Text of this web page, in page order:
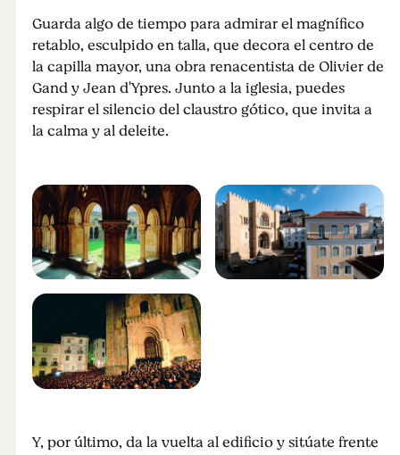
Guarda algo de tiempo para admirar el magnífico
retablo, esculpido en talla, que decora el centro de
la capilla mayor, una obra renacentista de Olivier de
Gand y Jean d'Ypres. Junto a la iglesia, puedes
respirar el silencio del claustro gótico, que invita a
la calma y al deleite.
Y, por último, da la vuelta al edificio y sitúate frente